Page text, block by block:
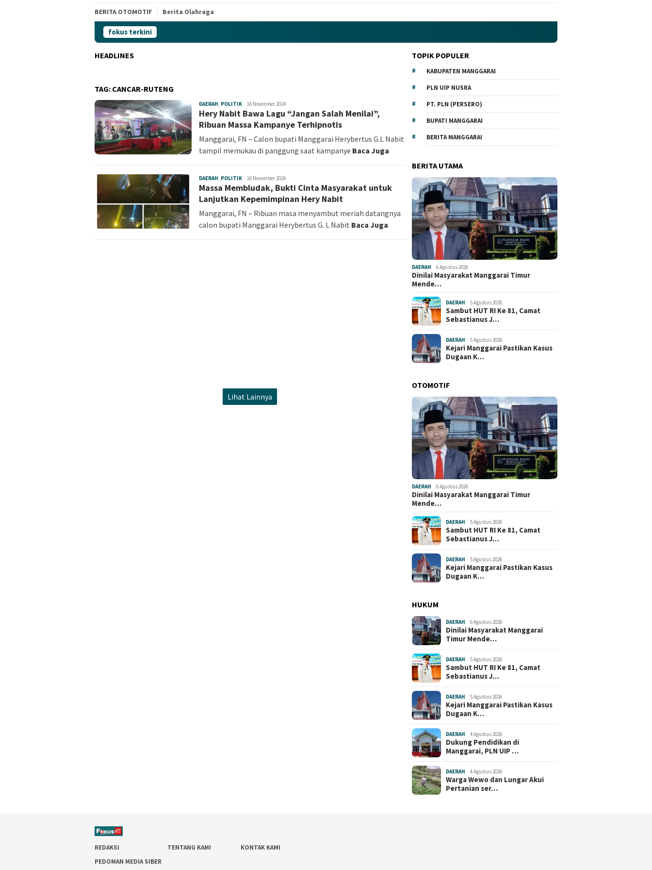
BERITA OTOMOTIF Berita Olahraga
fokus terkini
HEADLINES
TAG: CANCAR-RUTENG
DAERAH, POLITIK Fokus
NTT
16 November 2024
Hery Nabit Bawa Lagu “Jangan Salah Menilai”,
Ribuan Massa Kampanye Terhipnotis
Manggarai, FN – Calon bupati Manggarai Herybertus G.L Nabit
tampil memukau di panggung saat kampanye Baca Juga
DAERAH, POLITIK Fokus
NTT
16 November 2024
Massa Membludak, Bukti Cinta Masyarakat untuk
Lanjutkan Kepemimpinan Hery Nabit
Manggarai, FN – Ribuan masa menyambut meriah datangnya
calon bupati Manggarai Herybertus G. L Nabit Baca Juga
Lihat Lainnya
TOPIK POPULER
KABUPATEN MANGGARAI
PLN UIP NUSRA
PT. PLN (PERSERO)
BUPATI MANGGARAI
BERITA MANGGARAI
BERITA UTAMA
DAERAH 6 Agustus 2026
Dinilai Masyarakat Manggarai Timur
Mende…
DAERAH 5 Agustus 2026
Sambut HUT RI Ke 81, Camat
Sebastianus J…
DAERAH 5 Agustus 2026
Kejari Manggarai Pastikan Kasus
Dugaan K…
OTOMOTIF
DAERAH 6 Agustus 2026
Dinilai Masyarakat Manggarai Timur
Mende…
DAERAH 5 Agustus 2026
Sambut HUT RI Ke 81, Camat
Sebastianus J…
DAERAH 5 Agustus 2026
Kejari Manggarai Pastikan Kasus
Dugaan K…
HUKUM
DAERAH 6 Agustus 2026
Dinilai Masyarakat Manggarai
Timur Mende…
DAERAH 5 Agustus 2026
Sambut HUT RI Ke 81, Camat
Sebastianus J…
DAERAH 5 Agustus 2026
Kejari Manggarai Pastikan Kasus
Dugaan K…
DAERAH 4 Agustus 2026
Dukung Pendidikan di
Manggarai, PLN UIP …
DAERAH 4 Agustus 2026
Warga Wewo dan Lungar Akui
Pertanian ser…
REDAKSI TENTANG KAMI
KONTAK KAMI
PEDOMAN MEDIA SIBER